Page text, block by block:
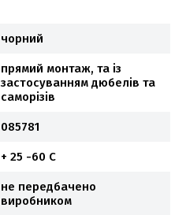
чорний
прямий монтаж, та із
застосуванням дюбелів та
саморізів
085781
+ 25 -60 С
не передбачено
виробником